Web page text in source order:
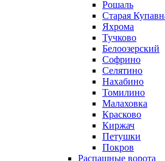
Рошаль
Старая
Яхрома
Тучково
Белоозерский
Софрино
Селятино
Нахабино
Томилино
Малаховка
Красково
Киржач
Петушки
Покров
Распашные ворота